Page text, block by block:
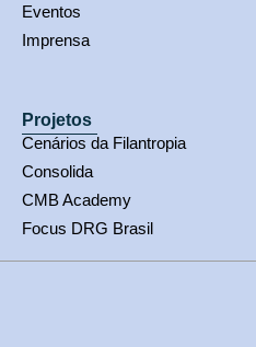
Eventos
Imprensa
Projetos
Cenários da Filantropia
Consolida
CMB Academy
Focus DRG Brasil